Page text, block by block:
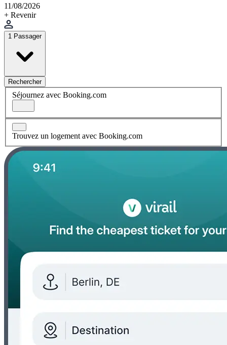
11/08/2026
+ Revenir
1 Passager
Rechercher
Séjournez avec Booking.com
Trouvez un logement avec Booking.com